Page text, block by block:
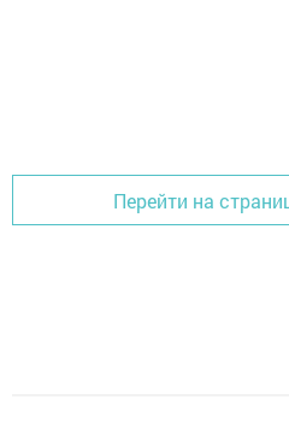
Перейти на